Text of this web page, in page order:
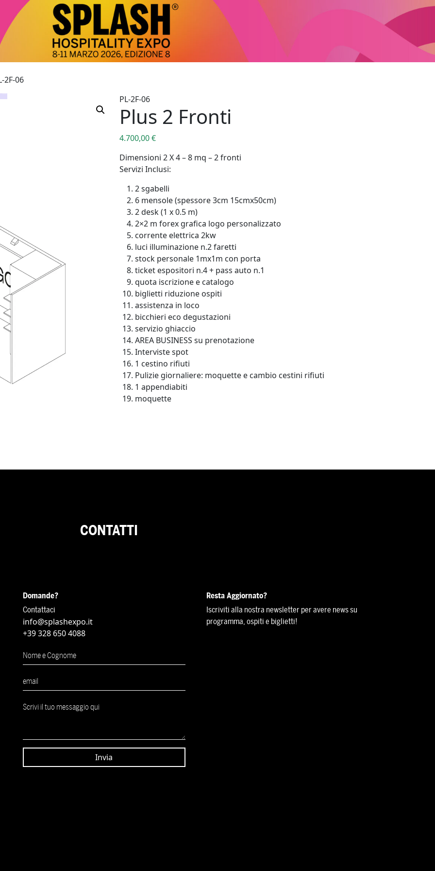
2F-06
PL-2F-06
Plus 2 Fronti
4.700,00€
Dimensioni 2 X 4 – 8 mq – 2 fronti
Servizi Inclusi:
2 sgabelli
6 mensole (spessore 3cm 15cmx50cm)
2 desk (1 x 0.5 m)
2×2 m forex grafica logo personalizzato
corrente elettrica 2kw
luci illuminazione n.2 faretti
stock personale 1mx1m con porta
ticket espositori n.4 + pass auto n.1
quota iscrizione e catalogo
biglietti riduzione ospiti
assistenza in loco
bicchieri eco degustazioni
servizio ghiaccio
AREA BUSINESS su prenotazione
Interviste spot
1 cestino rifiuti
Pulizie giornaliere: moquette e cambio cestini rifiuti
1 appendiabiti
moquette
CONTATTI
Domande?
Contattaci
info@splashexpo.it
+39 328 650 4088
Resta Aggiornato?
Iscriviti alla nostra newsletter per avere news su
programma, ospiti e biglietti!